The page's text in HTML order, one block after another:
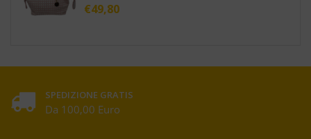
€49,80
SPEDIZIONE GRATIS
Da 100,00 Euro